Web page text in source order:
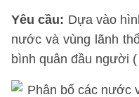
Yêu cầu: Dựa vào
nước và vùng lãnh
bình quân đầu người